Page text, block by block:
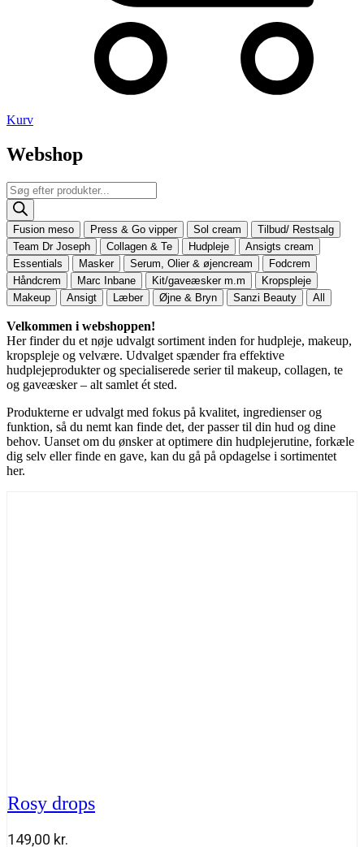
Kurv
Webshop
Products
search
Fusion meso Press & Go vipper Sol cream
Tilbud/ Restsalg
Team Dr Joseph
Collagen & Te Hudpleje
Ansigts cream
Essentials
Masker Serum, Olier & øjencream
Fodcrem
Håndcrem
Marc Inbane Kit/gaveæsker m.m
Kropspleje
Makeup
Ansigt Læber Øjne & Bryn Sanzi Beauty All
Velkommen i webshoppen!
Her finder du et nøje udvalgt sortiment inden for hudpleje, makeup,
kropspleje og velvære. Udvalget spænder fra effektive
hudplejeprodukter og specialiserede serier til makeup, collagen, te
og gaveæsker – alt samlet ét sted.
Produkterne er udvalgt med fokus på kvalitet, ingredienser og
funktion, så du nemt kan finde det, der passer til din hud og dine
behov. Uanset om du ønsker at optimere din hudplejerutine, forkæle
dig selv eller finde en gave, kan du gå på opdagelse i sortimentet
her.
Rosy drops
149,00 kr.